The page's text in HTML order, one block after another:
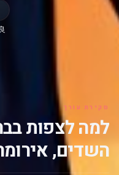
סקירת עורך
למה לצפות
השדים,